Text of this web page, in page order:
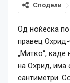
Сподели
Од ноќеска
правец Охрид-
„Митко“, каде
на Охрид, има
сантиметри.